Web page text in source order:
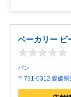
ベーカリー ビ
パン
〒791-0312 愛媛県